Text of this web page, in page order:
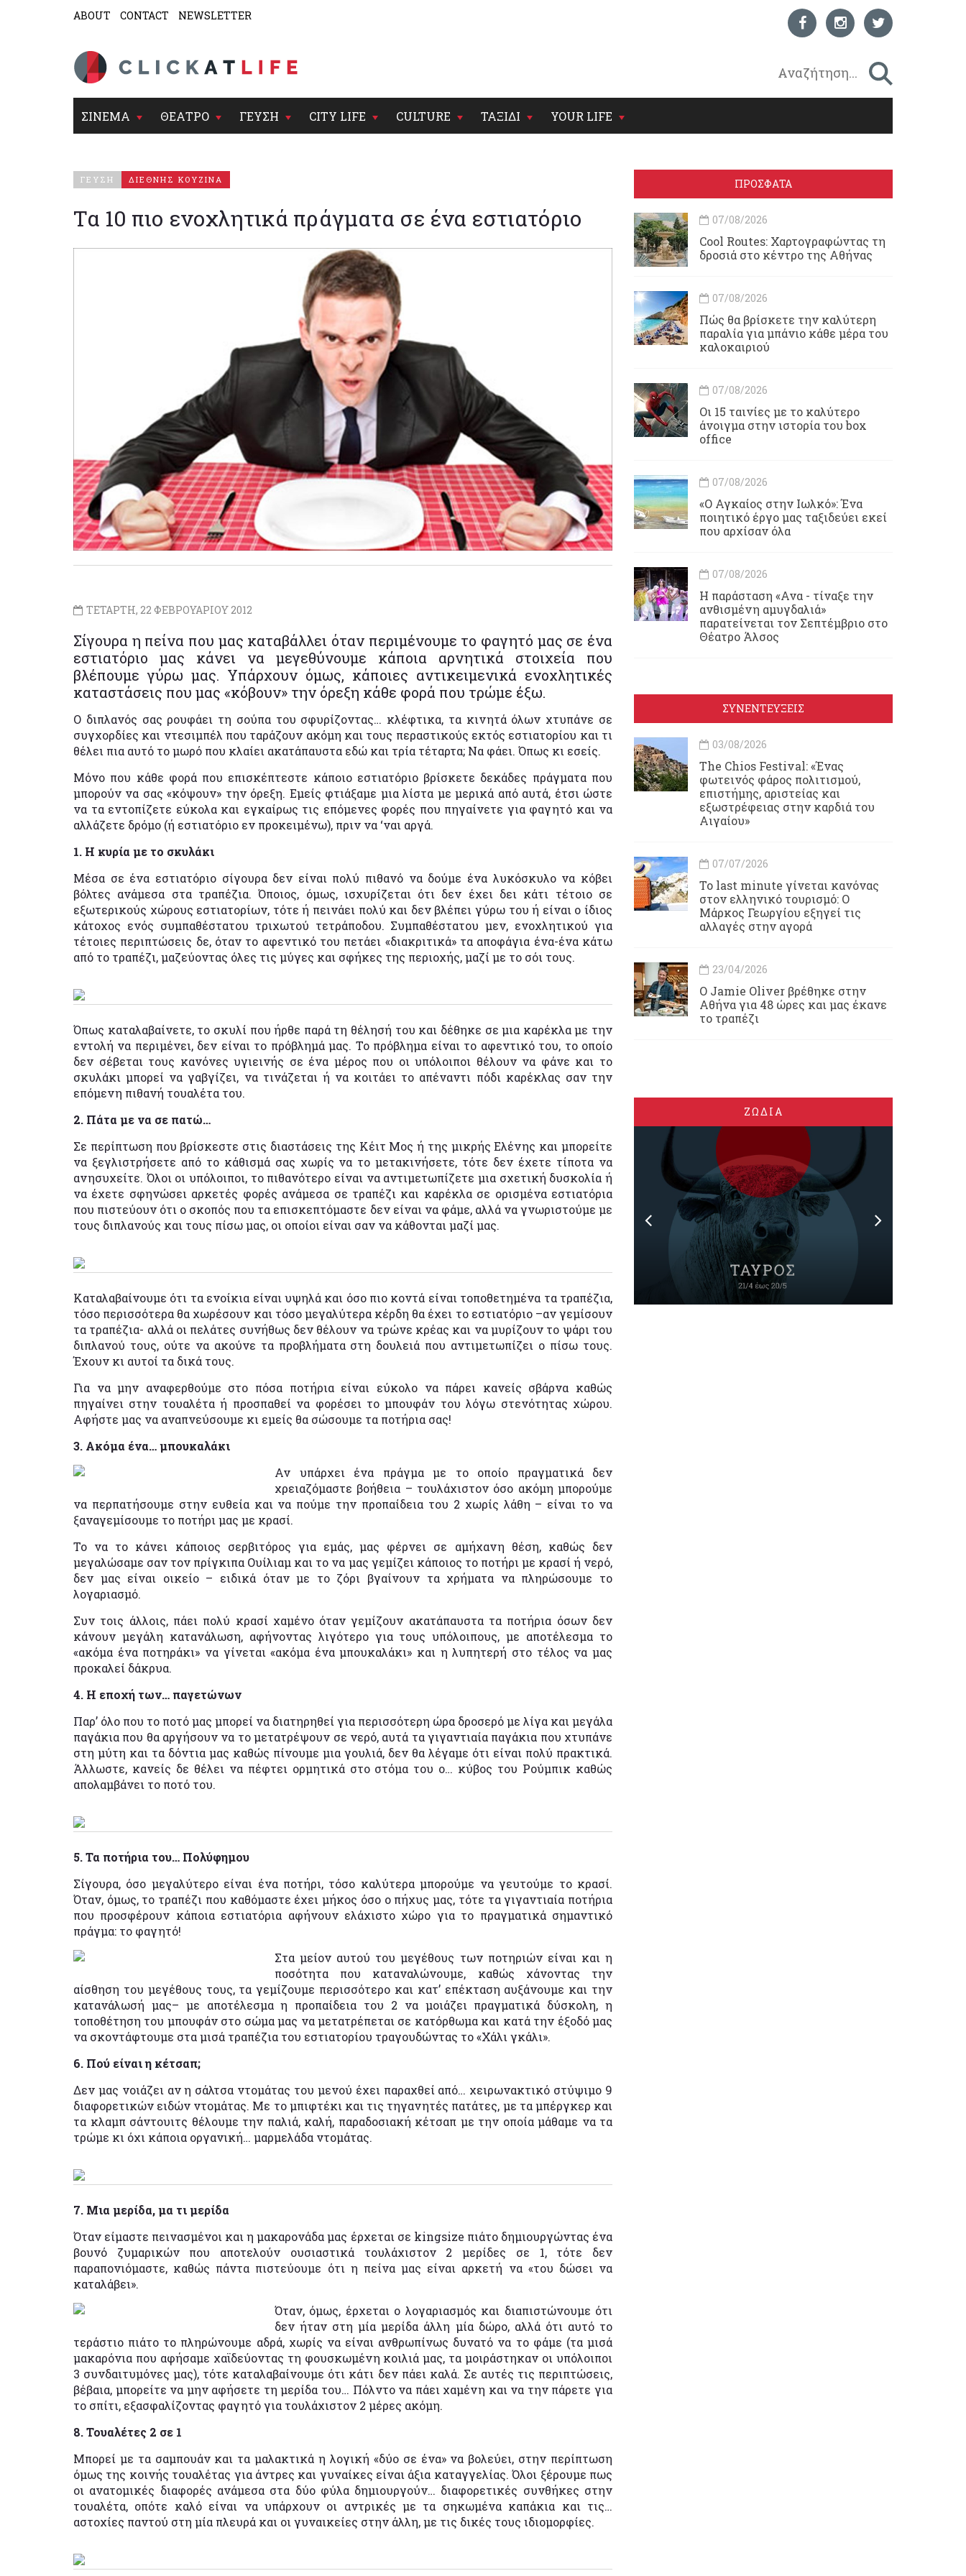
ABOUT CONTACT NEWSLETTER
ΣΙΝΕΜΑ ΘΕΑΤΡΟ ΓΕΥΣΗ CITY LIFE CULTURE ΤΑΞΙΔΙ YOUR LIFE
ΓΕΥΣΗ ΔΙΕΘΝΗΣ ΚΟΥΖΙΝΑ
Τα 10 πιο ενοχλητικά πράγματα σε ένα εστιατόριο
ΤΕΤΑΡΤΗ, 22 ΦΕΒΡΟΥΑΡΙΟΥ 2012
Σίγουρα η πείνα που μας καταβάλλει όταν περιμένουμε το φαγητό μας σε ένα
εστιατόριο μας κάνει να μεγεθύνουμε κάποια αρνητικά στοιχεία που
βλέπουμε γύρω μας. Υπάρχουν όμως, κάποιες αντικειμενικά ενοχλητικές
καταστάσεις που μας «κόβουν» την όρεξη κάθε φορά που τρώμε έξω.
Ο διπλανός σας ρουφάει τη σούπα του σφυρίζοντας… κλέφτικα, τα κινητά όλων χτυπάνε σε
συγχορδίες και ντεσιμπέλ που ταράζουν ακόμη και τους περαστικούς εκτός εστιατορίου και τι
θέλει πια αυτό το μωρό που κλαίει ακατάπαυστα εδώ και τρία τέταρτα; Να φάει. Όπως κι εσείς.
Μόνο που κάθε φορά που επισκέπτεστε κάποιο εστιατόριο βρίσκετε δεκάδες πράγματα που
μπορούν να σας «κόψουν» την όρεξη. Εμείς φτιάξαμε μια λίστα με μερικά από αυτά, έτσι ώστε
να τα εντοπίζετε εύκολα και εγκαίρως τις επόμενες φορές που πηγαίνετε για φαγητό και να
αλλάζετε δρόμο (ή εστιατόριο εν προκειμένω), πριν να ‘ναι αργά.
1. Η κυρία με το σκυλάκι
Μέσα σε ένα εστιατόριο σίγουρα δεν είναι πολύ πιθανό να δούμε ένα λυκόσκυλο να κόβει
βόλτες ανάμεσα στα τραπέζια. Όποιος, όμως, ισχυρίζεται ότι δεν έχει δει κάτι τέτοιο σε
εξωτερικούς χώρους εστιατορίων, τότε ή πεινάει πολύ και δεν βλέπει γύρω του ή είναι ο ίδιος
κάτοχος ενός συμπαθέστατου τριχωτού τετράποδου. Συμπαθέστατου μεν, ενοχλητικού για
τέτοιες περιπτώσεις δε, όταν το αφεντικό του πετάει «διακριτικά» τα αποφάγια ένα-ένα κάτω
από το τραπέζι, μαζεύοντας όλες τις μύγες και σφήκες της περιοχής, μαζί με το σόι τους.
Όπως καταλαβαίνετε, το σκυλί που ήρθε παρά τη θέλησή του και δέθηκε σε μια καρέκλα με την
εντολή να περιμένει, δεν είναι το πρόβλημά μας. Το πρόβλημα είναι το αφεντικό του, το οποίο
δεν σέβεται τους κανόνες υγιεινής σε ένα μέρος που οι υπόλοιποι θέλουν να φάνε και το
σκυλάκι μπορεί να γαβγίζει, να τινάζεται ή να κοιτάει το απέναντι πόδι καρέκλας σαν την
επόμενη πιθανή τουαλέτα του.
2. Πάτα με να σε πατώ…
Σε περίπτωση που βρίσκεστε στις διαστάσεις της Κέιτ Μος ή της μικρής Ελένης και μπορείτε
να ξεγλιστρήσετε από το κάθισμά σας χωρίς να το μετακινήσετε, τότε δεν έχετε τίποτα να
ανησυχείτε. Όλοι οι υπόλοιποι, το πιθανότερο είναι να αντιμετωπίζετε μια σχετική δυσκολία ή
να έχετε σφηνώσει αρκετές φορές ανάμεσα σε τραπέζι και καρέκλα σε ορισμένα εστιατόρια
που πιστεύουν ότι ο σκοπός που τα επισκεπτόμαστε δεν είναι να φάμε, αλλά να γνωριστούμε με
τους διπλανούς και τους πίσω μας, οι οποίοι είναι σαν να κάθονται μαζί μας.
Καταλαβαίνουμε ότι τα ενοίκια είναι υψηλά και όσο πιο κοντά είναι τοποθετημένα τα τραπέζια,
τόσο περισσότερα θα χωρέσουν και τόσο μεγαλύτερα κέρδη θα έχει το εστιατόριο –αν γεμίσουν
τα τραπέζια- αλλά οι πελάτες συνήθως δεν θέλουν να τρώνε κρέας και να μυρίζουν το ψάρι του
διπλανού τους, ούτε να ακούνε τα προβλήματα στη δουλειά που αντιμετωπίζει ο πίσω τους.
Έχουν κι αυτοί τα δικά τους.
Για να μην αναφερθούμε στο πόσα ποτήρια είναι εύκολο να πάρει κανείς σβάρνα καθώς
πηγαίνει στην τουαλέτα ή προσπαθεί να φορέσει το μπουφάν του λόγω στενότητας χώρου.
Αφήστε μας να αναπνεύσουμε κι εμείς θα σώσουμε τα ποτήρια σας!
3. Ακόμα ένα… μπουκαλάκι
Αν υπάρχει ένα πράγμα με το οποίο πραγματικά δεν
χρειαζόμαστε βοήθεια – τουλάχιστον όσο ακόμη μπορούμε
να περπατήσουμε στην ευθεία και να πούμε την προπαίδεια του 2 χωρίς λάθη – είναι το να
ξαναγεμίσουμε το ποτήρι μας με κρασί.
Το να το κάνει κάποιος σερβιτόρος για εμάς, μας φέρνει σε αμήχανη θέση, καθώς δεν
μεγαλώσαμε σαν τον πρίγκιπα Ουίλιαμ και το να μας γεμίζει κάποιος το ποτήρι με κρασί ή νερό,
δεν μας είναι οικείο – ειδικά όταν με το ζόρι βγαίνουν τα χρήματα να πληρώσουμε το
λογαριασμό.
Συν τοις άλλοις, πάει πολύ κρασί χαμένο όταν γεμίζουν ακατάπαυστα τα ποτήρια όσων δεν
κάνουν μεγάλη κατανάλωση, αφήνοντας λιγότερο για τους υπόλοιπους, με αποτέλεσμα το
«ακόμα ένα ποτηράκι» να γίνεται «ακόμα ένα μπουκαλάκι» και η λυπητερή στο τέλος να μας
προκαλεί δάκρυα.
4. Η εποχή των… παγετώνων
Παρ’ όλο που το ποτό μας μπορεί να διατηρηθεί για περισσότερη ώρα δροσερό με λίγα και μεγάλα
παγάκια που θα αργήσουν να το μετατρέψουν σε νερό, αυτά τα γιγαντιαία παγάκια που χτυπάνε
στη μύτη και τα δόντια μας καθώς πίνουμε μια γουλιά, δεν θα λέγαμε ότι είναι πολύ πρακτικά.
Άλλωστε, κανείς δε θέλει να πέφτει ορμητικά στο στόμα του ο… κύβος του Ρούμπικ καθώς
απολαμβάνει το ποτό του.
5. Τα ποτήρια του… Πολύφημου
Σίγουρα, όσο μεγαλύτερο είναι ένα ποτήρι, τόσο καλύτερα μπορούμε να γευτούμε το κρασί.
Όταν, όμως, το τραπέζι που καθόμαστε έχει μήκος όσο ο πήχυς μας, τότε τα γιγαντιαία ποτήρια
που προσφέρουν κάποια εστιατόρια αφήνουν ελάχιστο χώρο για το πραγματικά σημαντικό
πράγμα: το φαγητό!
Στα μείον αυτού του μεγέθους των ποτηριών είναι και η
ποσότητα που καταναλώνουμε, καθώς χάνοντας την
αίσθηση του μεγέθους τους, τα γεμίζουμε περισσότερο και κατ’ επέκταση αυξάνουμε και την
κατανάλωσή μας– με αποτέλεσμα η προπαίδεια του 2 να μοιάζει πραγματικά δύσκολη, η
τοποθέτηση του μπουφάν στο σώμα μας να μετατρέπεται σε κατόρθωμα και κατά την έξοδό μας
να σκοντάφτουμε στα μισά τραπέζια του εστιατορίου τραγουδώντας το «Χάλι γκάλι».
6. Πού είναι η κέτσαπ;
Δεν μας νοιάζει αν η σάλτσα ντομάτας του μενού έχει παραχθεί από… χειρωνακτικό στύψιμο 9
διαφορετικών ειδών ντομάτας. Με το μπιφτέκι και τις τηγανητές πατάτες, με τα μπέργκερ και
τα κλαμπ σάντουιτς θέλουμε την παλιά, καλή, παραδοσιακή κέτσαπ με την οποία μάθαμε να τα
τρώμε κι όχι κάποια οργανική… μαρμελάδα ντομάτας.
7. Μια μερίδα, μα τι μερίδα
Όταν είμαστε πεινασμένοι και η μακαρονάδα μας έρχεται σε kingsize πιάτο δημιουργώντας ένα
βουνό ζυμαρικών που αποτελούν ουσιαστικά τουλάχιστον 2 μερίδες σε 1, τότε δεν
παραπονιόμαστε, καθώς πάντα πιστεύουμε ότι η πείνα μας είναι αρκετή να «του δώσει να
καταλάβει».
Όταν, όμως, έρχεται ο λογαριασμός και διαπιστώνουμε ότι
δεν ήταν στη μία μερίδα άλλη μία δώρο, αλλά ότι αυτό το
τεράστιο πιάτο το πληρώνουμε αδρά, χωρίς να είναι ανθρωπίνως δυνατό να το φάμε (τα μισά
μακαρόνια που αφήσαμε χαϊδεύοντας τη φουσκωμένη κοιλιά μας, τα μοιράστηκαν οι υπόλοιποι
3 συνδαιτυμόνες μας), τότε καταλαβαίνουμε ότι κάτι δεν πάει καλά. Σε αυτές τις περιπτώσεις,
βέβαια, μπορείτε να μην αφήσετε τη μερίδα του… Πόλντο να πάει χαμένη και να την πάρετε για
το σπίτι, εξασφαλίζοντας φαγητό για τουλάχιστον 2 μέρες ακόμη.
8. Τουαλέτες 2 σε 1
Μπορεί με τα σαμπουάν και τα μαλακτικά η λογική «δύο σε ένα» να βολεύει, στην περίπτωση
όμως της κοινής τουαλέτας για άντρες και γυναίκες είναι άξια καταγγελίας. Όλοι ξέρουμε πως
οι ανατομικές διαφορές ανάμεσα στα δύο φύλα δημιουργούν… διαφορετικές συνθήκες στην
τουαλέτα, οπότε καλό είναι να υπάρχουν οι αντρικές με τα σηκωμένα καπάκια και τις…
αστοχίες παντού στη μία πλευρά και οι γυναικείες στην άλλη, με τις δικές τους ιδιομορφίες.
ΠΡΟΣΦΑΤΑ
07/08/2026
Cool Routes: Χαρτογραφώντας τη
δροσιά στο κέντρο της Αθήνας
07/08/2026
Πώς θα βρίσκετε την καλύτερη
παραλία για μπάνιο κάθε μέρα του
καλοκαιριού
07/08/2026
Οι 15 ταινίες με το καλύτερο
άνοιγμα στην ιστορία του box
office
07/08/2026
«Ο Αγκαίος στην Ιωλκό»: Ένα
ποιητικό έργο μας ταξιδεύει εκεί
που αρχίσαν όλα
07/08/2026
Η παράσταση «Ανα - τίναξε την
ανθισμένη αμυγδαλιά»
παρατείνεται τον Σεπτέμβριο στο
Θέατρο Άλσος
ΣΥΝΕΝΤΕΥΞΕΙΣ
03/08/2026
Τhe Chios Festival: «Ένας
φωτεινός φάρος πολιτισμού,
επιστήμης, αριστείας και
εξωστρέφειας στην καρδιά του
Αιγαίου»
07/07/2026
Το last minute γίνεται κανόνας
στον ελληνικό τουρισμό: Ο
Μάρκος Γεωργίου εξηγεί τις
αλλαγές στην αγορά
23/04/2026
Ο Jamie Oliver βρέθηκε στην
Αθήνα για 48 ώρες και μας έκανε
το τραπέζι
ΖΩΔΙΑ